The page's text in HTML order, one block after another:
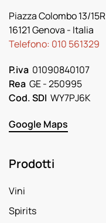
Piazza Colombo 13/15R
16121 Genova - Italia
Telefono: 010 561329
P.iva 01090840107
Rea GE - 250995
Cod. SDI WY7PJ6K
Google Maps
Prodotti
Vini
Spirits